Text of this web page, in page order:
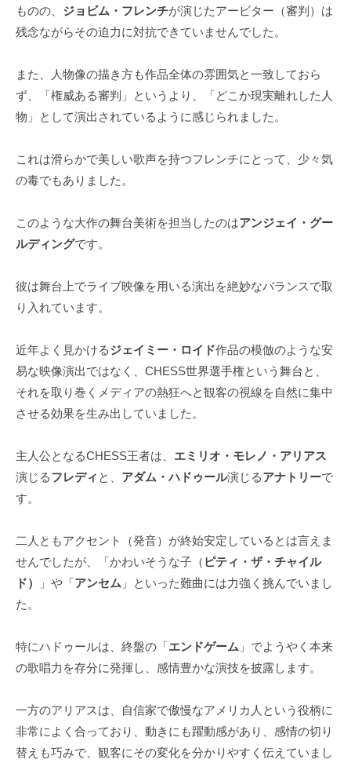
ものの、 ジョビム・フレンチが演じたアービター（審判）は
残念ながらその迫力に対抗できていませんでした。
また、人物像の描き方も作品全体の雰囲気と一致しておら
ず、「権威ある審判」というより、「どこか現実離れした人
物」として演出されているように感じられました。
これは滑らかで美しい歌声を持つフレンチにとって、少々気
の毒でもありました。
このような大作の舞台美術を担当したのはアンジェイ・グー
ルディングです。
彼は舞台上でライブ映像を用いる演出を絶妙なバランスで取
り入れています。
近年よく見かけるジェイミー・ロイド作品の模倣のような安
易な映像演出ではなく、CHESS世界選手権という舞台と、
それを取り巻くメディアの熱狂へと観客の視線を自然に集中
させる効果を生み出していました。
主人公となるCHESS王者は、 エミリオ・モレノ・アリアス
演じるフレディ と、 アダム・ハドゥール演じるアナトリーで
す。
二人ともアクセント（発音）が終始安定しているとは言えま
せんでしたが、「かわいそうな子（ ピティ・ザ・チャイル
ド）
」や「アンセム 」といった難曲には力強く挑んでいまし
た。
特にハドゥールは、終盤の「エンドゲーム 」でようやく本来
の歌唱力を存分に発揮し、感情豊かな演技を披露します。
一方のアリアスは、自信家で傲慢なアメリカ人という役柄に
非常によく合っており、動きにも躍動感があり、感情の切り
替えも巧みで、観客にその変化を分かりやすく伝えていまし